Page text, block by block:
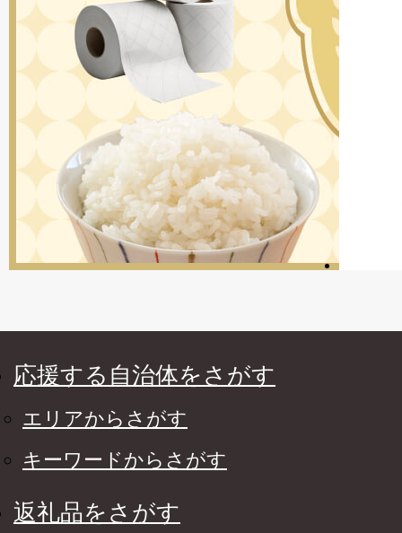
応援する自治体をさがす
エリアからさがす
キーワードからさがす
返礼品をさがす